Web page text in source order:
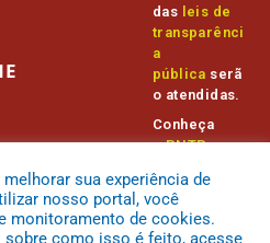
das leis de
transparênci
a
pública serã
o atendidas.
Conheça
oPNTPe
Transparênc
ia Pública
sua experiência de
nosso portal, você
monitoramento de cookies.
como isso é feito, acesse